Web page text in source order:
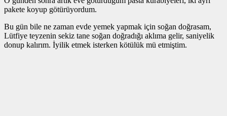
pakete koyup götürüyordum.
Bu gün bile ne zaman evde yemek yapmak için soğan doğrasam,
Lütfiye teyzenin sekiz tane soğan doğradığı aklıma gelir, saniyelik
donup kalırım. İyilik etmek isterken kötülük mü etmiştim.